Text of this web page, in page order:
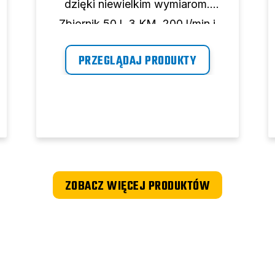
dzięki niewielkim wymiarom.
Zbiornik 50 l, 3 KM, 200 l/min i
ciśnienie maksymalne 10 barów.
PRZEGLĄDAJ PRODUKTY
ZOBACZ WIĘCEJ PRODUKTÓW